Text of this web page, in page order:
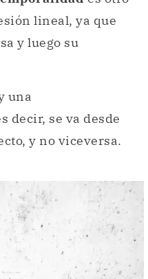
lineal, ya que
y luego su
una
decir, se va desde
y no viceversa.